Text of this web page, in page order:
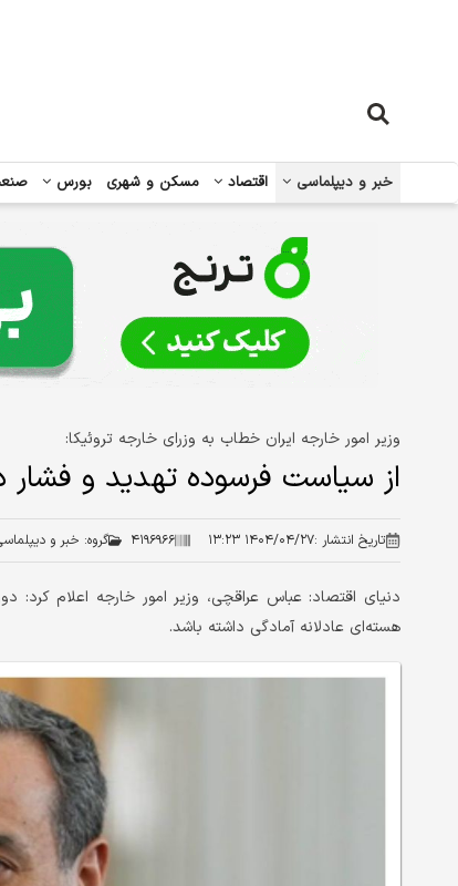
خبر و دیپلماسی اقتصاد مسکن و شهری بورس
وزیر امور خارجه ایران خطاب به وزرای خارجه تروئیکا:
از سیاست فرسوده تهدید و فشار
تاریخ انتشار :۱۴۰۴/۰۴/۲۷ ۱۳:۲۳ ۴۱۹۶۹۶۶ گروه: خبر و
دنیای اقتصاد: عباس عراقچی، وزیر امور خارجه اعلام
هسته‌ای عادلانه آمادگی داشته باشد.